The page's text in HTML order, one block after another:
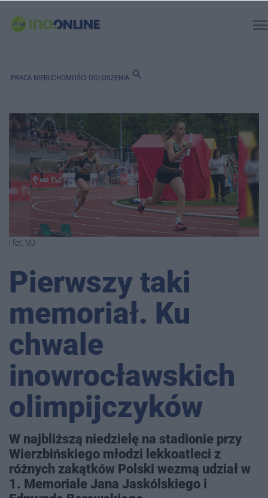
PRACA NIERUCHOMOŚCI OGŁOSZENIA search
| fot. MJ
Pierwszy taki
memoriał. Ku
chwale
inowrocławskich
olimpijczyków
W najbliższą niedzielę na stadionie przy
Wierzbińskiego młodzi lekkoatleci z
różnych zakątków Polski wezmą udział w
1. Memoriale Jana Jaskólskiego i